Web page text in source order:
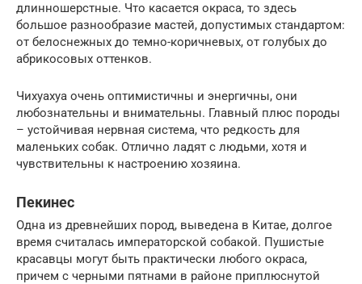
длинношерстные. Что касается окраса, то здесь
большое разнообразие мастей, допустимых стандартом:
от белоснежных до темно-коричневых, от голубых до
абрикосовых оттенков.
Чихуахуа очень оптимистичны и энергичны, они
любознательны и внимательны. Главный плюс породы
– устойчивая нервная система, что редкость для
маленьких собак. Отлично ладят с людьми, хотя и
чувствительны к настроению хозяина.
Пекинес
Одна из древнейших пород, выведена в Китае, долгое
время считалась императорской собакой. Пушистые
красавцы могут быть практически любого окраса,
причем с черными пятнами в районе приплюснутой